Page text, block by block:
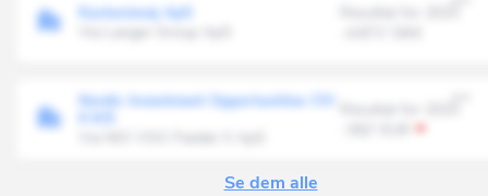
Kastanievej ApS
Nordic Investment Opportunities CIV
Se dem alle